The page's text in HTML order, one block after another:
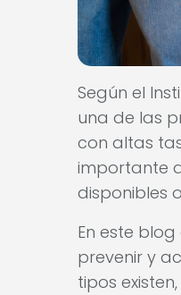
Según el
una de las
con altas
importante
disponibles
En este
prevenir y
tipos